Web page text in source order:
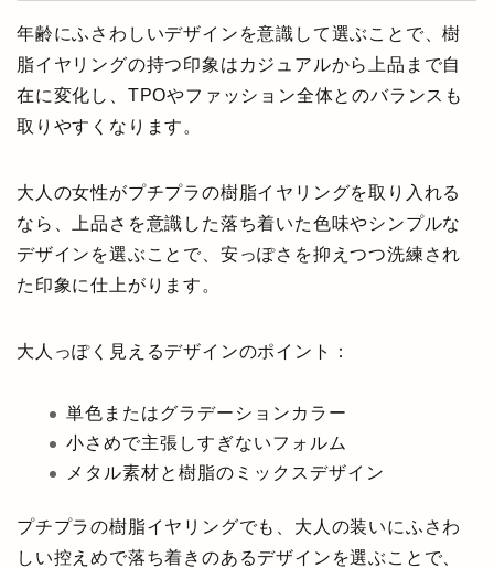
年齢にふさわしいデザインを意識して選ぶことで、樹
脂イヤリングの持つ印象はカジュアルから上品まで自
在に変化し、TPOやファッション全体とのバランスも
取りやすくなります。
大人の女性がプチプラの樹脂イヤリングを取り入れる
なら、上品さを意識した落ち着いた色味やシンプルな
デザインを選ぶことで、安っぽさを抑えつつ洗練され
た印象に仕上がります。
大人っぽく見えるデザインのポイント：
単色またはグラデーションカラー
小さめで主張しすぎないフォルム
メタル素材と樹脂のミックスデザイン
プチプラの樹脂イヤリングでも、大人の装いにふさわ
しい控えめで落ち着きのあるデザインを選ぶことで、